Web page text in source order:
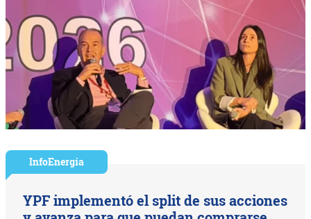
InfoEnergía
YPF implementó el split de sus acciones